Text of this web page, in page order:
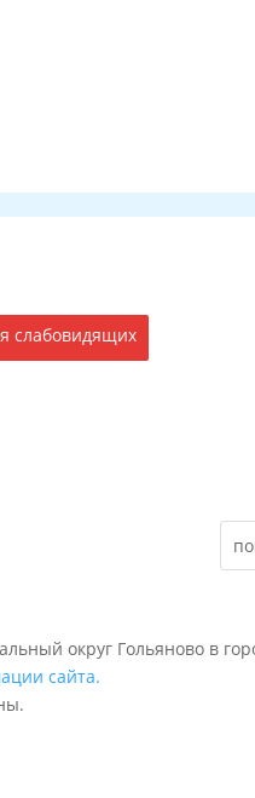
слабовидящих
округ Гольяново в
сайта.